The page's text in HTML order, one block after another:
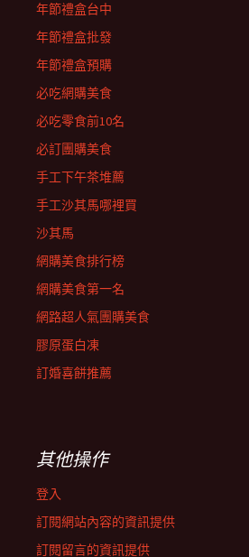
年節禮盒台中
年節禮盒批發
年節禮盒預購
必吃網購美食
必吃零食前10名
必訂團購美食
手工下午茶堆薦
手工沙其馬哪裡買
沙其馬
網購美食排行榜
網購美食第一名
網路超人氣團購美食
膠原蛋白凍
訂婚喜餅推薦
其他操作
登入
訂閱網站內容的資訊提供
訂閱留言的資訊提供